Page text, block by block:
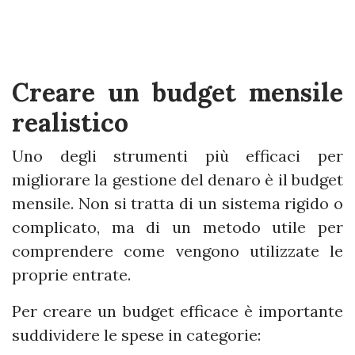
Creare un budget mensile
realistico
Uno degli strumenti più efficaci per
migliorare la gestione del denaro è il budget
mensile. Non si tratta di un sistema rigido o
complicato, ma di un metodo utile per
comprendere come vengono utilizzate le
proprie entrate.
Per creare un budget efficace è importante
suddividere le spese in categorie: